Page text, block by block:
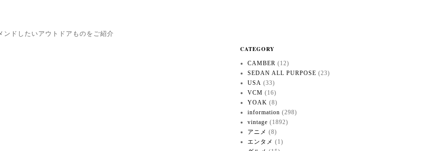
ンドしたいアウトドアものをご紹介
CATEGORY
CAMBER (12)
SEDAN ALL PURPOSE (23)
USA (33)
VCM (16)
YOAK (8)
information (298)
vintage (1892)
アニメ (8)
エンタメ (1)